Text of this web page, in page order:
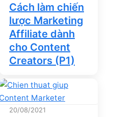
Cách làm chiến
lược Marketing
Affiliate dành
cho Content
Creators (P1)
20/08/2021